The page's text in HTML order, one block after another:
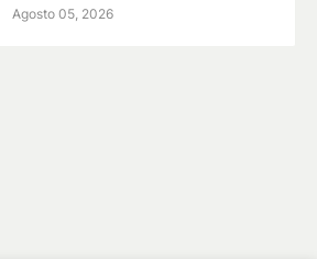
Agosto 05, 2026